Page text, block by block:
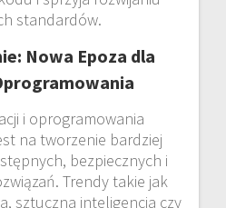
standardów.
Nowa Epoza dla
i oprogramowania
na tworzenie bardziej
bezpiecznych i
Trendy takie jak
sztuczna inteligencja czy